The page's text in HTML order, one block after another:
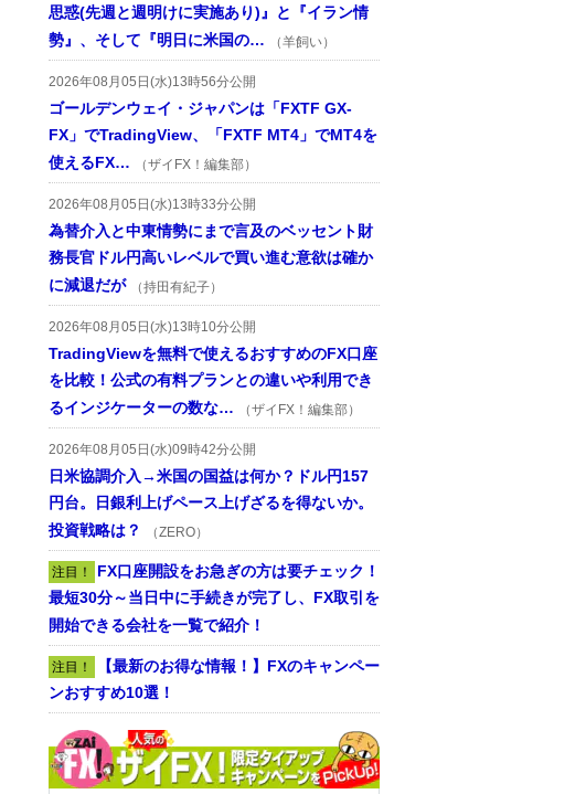
思惑(先週と週明けに実施あり)』と『イラン情
勢』、そして『明日に米国の…
（羊飼い）
2026年08月05日(水)13時56分公開
ゴールデンウェイ・ジャパンは「FXTF GX-
FX」でTradingView、「FXTF MT4」でMT4を
使えるFX…
（ザイFX！編集部）
2026年08月05日(水)13時33分公開
為替介入と中東情勢にまで言及のベッセント財
務長官ドル円高いレベルで買い進む意欲は確か
に減退だが
（持田有紀子）
2026年08月05日(水)13時10分公開
TradingViewを無料で使えるおすすめのFX口座
を比較！公式の有料プランとの違いや利用でき
るインジケーターの数な…
（ザイFX！編集部）
2026年08月05日(水)09時42分公開
日米協調介入→米国の国益は何か？ドル円157
円台。日銀利上げペース上げざるを得ないか。
投資戦略は？
（ZERO）
注目！ FX口座開設をお急ぎの方は要チェック！
最短30分～当日中に手続きが完了し、FX取引を
開始できる会社を一覧で紹介！
注目！ 【最新のお得な情報！】FXのキャンペー
ンおすすめ10選！